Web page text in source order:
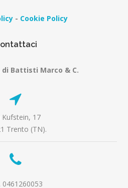
- Cookie Policy
di Battisti Marco & C.
Kufstein, 17
Trento (TN).
0461260053